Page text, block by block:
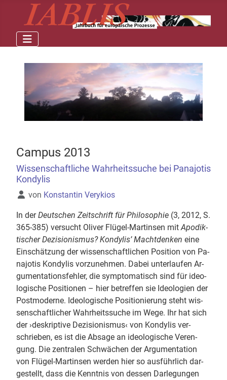
Campus 2013
Wissenschaftliche Wahrheitssuche bei Panajotis
Kondylis
Details
von Konstantin Verykios
In derDeut­schen Zeit­schrift für Phi­lo­so­phie (3, 2012, S.
365-385) ver­sucht Oli­ver Flü­gel-Martin­sen mitApo­dik­
ti­scher De­zi­sio­nis­mus? Kon­dy­lis’ Macht­den­ken eine
Ein­schät­zung der wis­sen­schaft­li­chen Po­si­ti­on von Pa­
na­jo­tis Kon­dy­lis vor­zu­neh­men. Dabei un­ter­lau­fen Ar­
gu­men­ta­ti­ons­feh­ler, die sym­pto­ma­tisch sind für ideo­
lo­gi­sche Po­si­tio­nen – hier be­tref­fen sie Ideo­lo­gi­en der
Post­mo­der­ne. Ideo­lo­gi­sche Po­si­tio­nie­rung steht wis­
sen­schaft­li­cher Wahr­heits­su­che im Wege. Ihr hat sich
der ›de­skrip­ti­ve De­zi­sio­nis­mus‹ von Kon­dy­lis ver­
schrie­ben, es ist die Ab­sa­ge an ideo­lo­gi­sche Ver­en­
gung. Die zen­tra­len Schwä­chen der Ar­gu­men­ta­ti­on
von Flü­gel-Martin­sen wer­den hier so aus­führ­lich dar­
ge­stellt, dass die Kennt­nis von des­sen Dar­le­gun­gen